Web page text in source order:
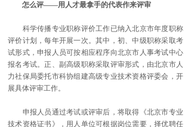
怎么评——用人才最拿手的代表作来评审
科学传播专业职称评价工作已纳入北京市年度职称
评价计划，每年开展一次。其中，初、中级职称采取考
试形式，申报人员可按相应程序向北京市人事考试中心
报名考试。正、副高级职称采取评审形式，由北京市人
力社保局委托市科协组建高级专业技术资格评委会，开
展具体评审工作。
申报人员通过考试或评审后，将取得《北京市专业
技术资格证书》，用人单位可根据岗位需要，择优聘任